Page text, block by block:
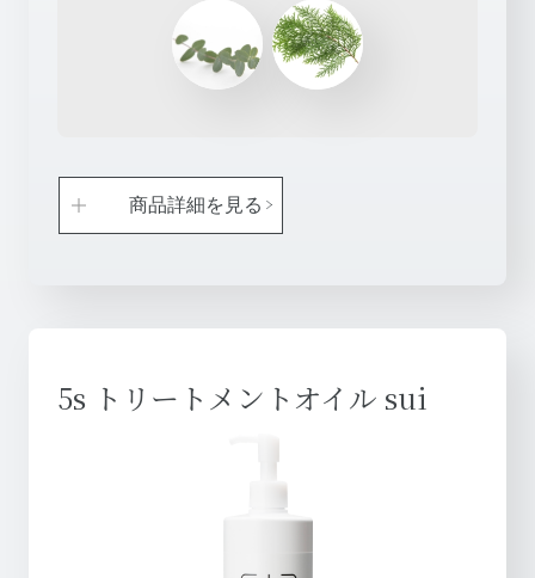
商品詳細を見る
5s トリートメントオイル sui